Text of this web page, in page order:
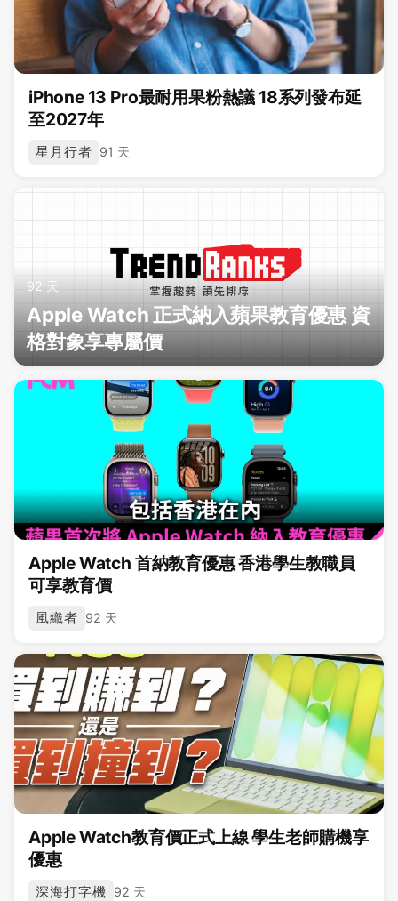
iPhone 13 Pro最耐用果粉熱議 18系列發布延
至2027年
星月行者 91 天
92 天
Apple Watch 正式納入蘋果教育優惠 資
格對象享專屬價
Apple Watch 首納教育優惠 香港學生教職員
可享教育價
風織者 92 天
Apple Watch教育價正式上線 學生老師購機享
優惠
深海打字機 92 天